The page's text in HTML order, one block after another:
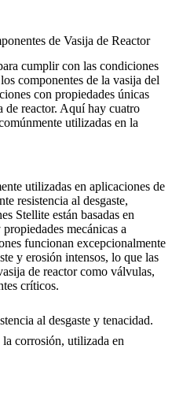
de Vasija de Reactor
cumplir con las condiciones
componentes de la vasija del
con propiedades únicas
de reactor. Aquí hay cuatro
utilizadas en la
utilizadas en aplicaciones de
resistencia al desgaste,
Stellite están basadas en
mecánicas a
funcionan excepcionalmente
y erosión intensos, lo que las
de reactor como válvulas,
críticos.
al desgaste y tenacidad.
corrosión, utilizada en